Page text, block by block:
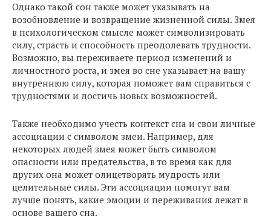
Однако такой сон также может указывать на
возобновление и возвращение жизненной силы. Змея
в психологическом смысле может символизировать
силу, страсть и способность преодолевать трудности.
Возможно, вы переживаете период изменений и
личностного роста, и змея во сне указывает на вашу
внутреннюю силу, которая поможет вам справиться с
трудностями и достичь новых возможностей.
Также необходимо учесть контекст сна и свои личные
ассоциации с символом змеи. Например, для
некоторых людей змея может быть символом
опасности или предательства, в то время как для
других она может олицетворять мудрость или
целительные силы. Эти ассоциации помогут вам
лучше понять, какие эмоции и переживания лежат в
основе вашего сна.